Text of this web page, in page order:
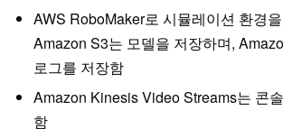
AWS RoboMaker로 시뮬레이션 환경
Amazon S3는 모델을 저장하며,
로그를 저장함
Amazon Kinesis Video Streams는 콘
함